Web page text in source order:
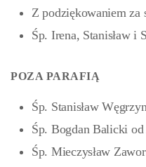
Z podziękowaniem za
Śp. Irena, Stanisław i
POZA PARAFIĄ
Śp. Stanisław
Śp. Bogdan Balicki
Śp. Mieczysław